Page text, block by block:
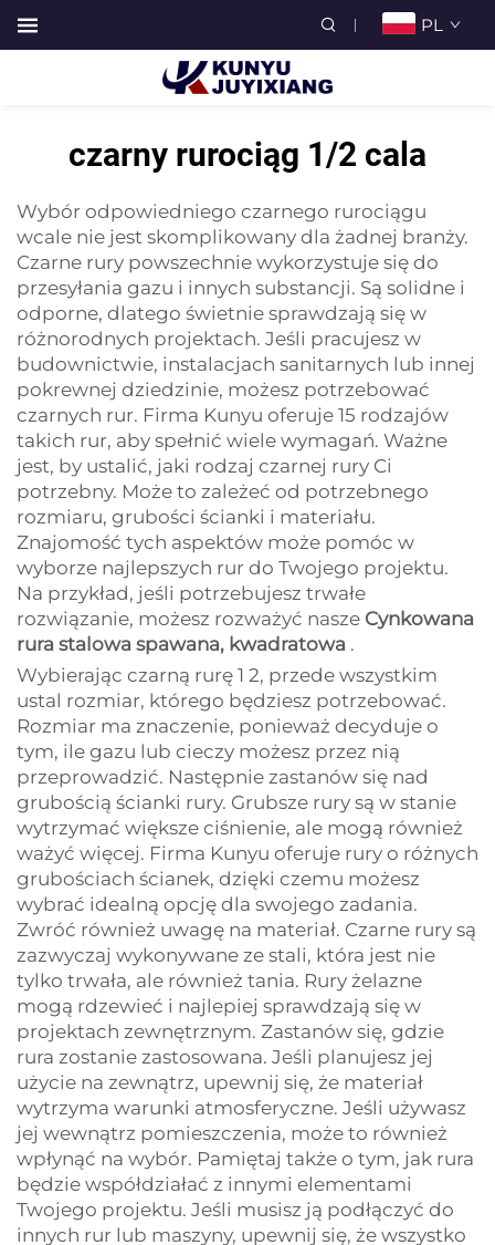
PL
czarny rurociąg 1/2 cala
Wybór odpowiedniego czarnego rurociągu
wcale nie jest skomplikowany dla żadnej branży.
Czarne rury powszechnie wykorzystuje się do
przesyłania gazu i innych substancji. Są solidne i
odporne, dlatego świetnie sprawdzają się w
różnorodnych projektach. Jeśli pracujesz w
budownictwie, instalacjach sanitarnych lub innej
pokrewnej dziedzinie, możesz potrzebować
czarnych rur. Firma Kunyu oferuje 15 rodzajów
takich rur, aby spełnić wiele wymagań. Ważne
jest, by ustalić, jaki rodzaj czarnej rury Ci
potrzebny. Może to zależeć od potrzebnego
rozmiaru, grubości ścianki i materiału.
Znajomość tych aspektów może pomóc w
wyborze najlepszych rur do Twojego projektu.
Na przykład, jeśli potrzebujesz trwałe
rozwiązanie, możesz rozważyć nasze Cynkowana
rura stalowa spawana, kwadratowa .
Wybierając czarną rurę 1 2, przede wszystkim
ustal rozmiar, którego będziesz potrzebować.
Rozmiar ma znaczenie, ponieważ decyduje o
tym, ile gazu lub cieczy możesz przez nią
przeprowadzić. Następnie zastanów się nad
grubością ścianki rury. Grubsze rury są w stanie
wytrzymać większe ciśnienie, ale mogą również
ważyć więcej. Firma Kunyu oferuje rury o różnych
grubościach ścianek, dzięki czemu możesz
wybrać idealną opcję dla swojego zadania.
Zwróć również uwagę na materiał. Czarne rury są
zazwyczaj wykonywane ze stali, która jest nie
tylko trwała, ale również tania. Rury żelazne
mogą rdzewieć i najlepiej sprawdzają się w
projektach zewnętrznym. Zastanów się, gdzie
rura zostanie zastosowana. Jeśli planujesz jej
użycie na zewnątrz, upewnij się, że materiał
wytrzyma warunki atmosferyczne. Jeśli używasz
jej wewnątrz pomieszczenia, może to również
wpłynąć na wybór. Pamiętaj także o tym, jak rura
będzie współdziałać z innymi elementami
Twojego projektu. Jeśli musisz ją podłączyć do
innych rur lub maszyny, upewnij się, że wszystko